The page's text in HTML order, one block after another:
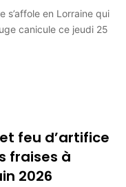
s’affole en Lorraine qui
canicule ce jeudi 25
feu d’artifice
fraises à
2026